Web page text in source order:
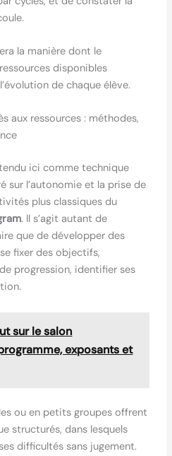
la manière dont le
disponibles
de chaque élève.
aux ressources : méthodes,
ici comme technique
sur l’autonomie et la prise de
plus classiques du
. Il s’agit autant de
que de développer des
fixer des objectifs,
progression, identifier ses
sur le salon
exposants et
ou en petits groupes offrent
structurés, dans lesquels
difficultés sans jugement.